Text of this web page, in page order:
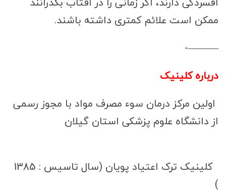
ممکن است علائم کمتری داشته باشند.
———-
درباره کلینیک
اولین مرکز درمان سوء مصرف مواد با مجوز رسمی
از دانشگاه علوم پزشکی استان گیلان
کلینیک ترک اعتیاد پویان (سال تاسیس : 1385
)